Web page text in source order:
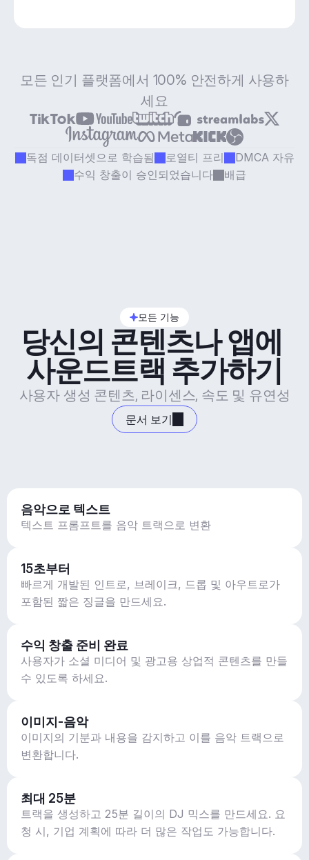
모든 인기 플랫폼에서 100% 안전하게 사용하
세요
독점 데이터셋으로 학습됨 로열티 프리
DMCA 자유
수익 창출이 승인되었습니다
배급
모든 기능
당신의 콘텐츠나 앱에
사운드트랙 추가하기
사용자 생성 콘텐츠, 라이센스, 속도 및 유연성
문서 보기
음악으로 텍스트
텍스트 프롬프트를 음악 트랙으로 변환
15초부터
빠르게 개발된 인트로, 브레이크, 드롭 및 아우트로가
포함된 짧은 징글을 만드세요.
수익 창출 준비 완료
사용자가 소셜 미디어 및 광고용 상업적 콘텐츠를 만들
수 있도록 하세요.
이미지-음악
이미지의 기분과 내용을 감지하고 이를 음악 트랙으로
변환합니다.
최대 25분
트랙을 생성하고 25분 길이의 DJ 믹스를 만드세요. 요
청 시, 기업 계획에 따라 더 많은 작업도 가능합니다.